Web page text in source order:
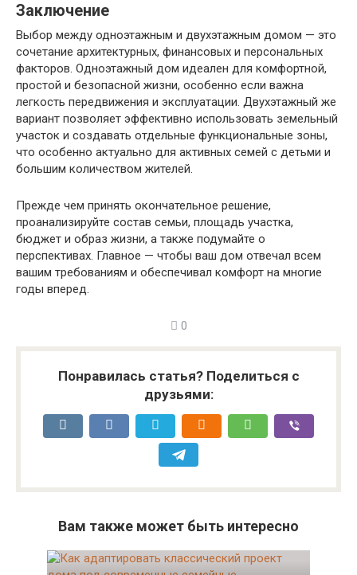
Заключение
Выбор между одноэтажным и двухэтажным домом — это
сочетание архитектурных, финансовых и персональных
факторов. Одноэтажный дом идеален для комфортной,
простой и безопасной жизни, особенно если важна
легкость передвижения и эксплуатации. Двухэтажный же
вариант позволяет эффективно использовать земельный
участок и создавать отдельные функциональные зоны,
что особенно актуально для активных семей с детьми и
большим количеством жителей.
Прежде чем принять окончательное решение,
проанализируйте состав семьи, площадь участка,
бюджет и образ жизни, а также подумайте о
перспективах. Главное — чтобы ваш дом отвечал всем
вашим требованиям и обеспечивал комфорт на многие
годы вперед.
0
Понравилась статья? Поделиться с
друзьями:
Вам также может быть интересно